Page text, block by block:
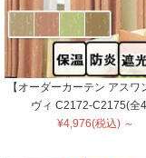
【オーダーカーテン アスワ
ヴィ C2172-C2175(全
¥4,976(税込) ～